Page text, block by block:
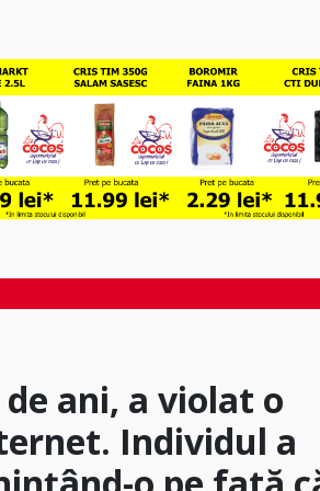
ani, a violat o
Individul a